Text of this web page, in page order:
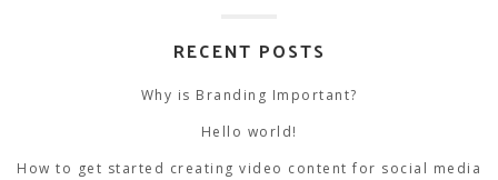
RECENT POSTS
Why is Branding Important?
Hello world!
How to get started creating video content for social media